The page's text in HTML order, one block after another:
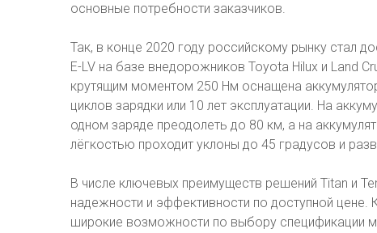
основные потребности заказчиков.
Так, в конце 2020 году российскому рынку стал
E-LV на базе внедорожников Toyota Hilux и Land
крутящим моментом 250 Нм оснащена
циклов зарядки или 10 лет эксплуатации. На
одном заряде преодолеть до 80 км, а на
лёгкостью проходит уклоны до 45 градусов и
В числе ключевых преимуществ решений Titan и
надежности и эффективности по доступной цене.
широкие возможности по выбору спецификации